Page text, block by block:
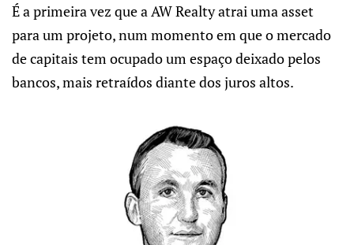
É a primeira vez que a AW Realty atrai uma asset
para um projeto, num momento em que o mercado
de capitais tem ocupado um espaço deixado pelos
bancos, mais retraídos diante dos juros altos.